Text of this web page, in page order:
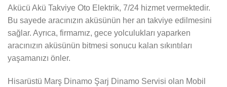
Akücü Akü Takviye Oto Elektrik, 7/24 hizmet vermektedir.
Bu sayede aracınızın aküsünün her an takviye edilmesini
sağlar. Ayrıca, firmamız, gece yolculukları yaparken
aracınızın aküsünün bitmesi sonucu kalan sıkıntıları
yaşamanızı önler.
Hisarüstü Marş Dinamo Şarj Dinamo Servisi olan Mobil